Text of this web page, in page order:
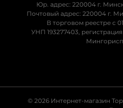
Юр. адрес: 220004 г.
Почтовый адрес: 220004 г.
В торговом реестре с
УНП 193277403, регистрация
© 2026 Интернет-магазин